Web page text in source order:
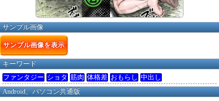
サンプル画像
サンプル画像を表示
キーワード
ファンタジー ショタ 筋肉 体格差 おもらし 中出し
Android、パソコン共通版